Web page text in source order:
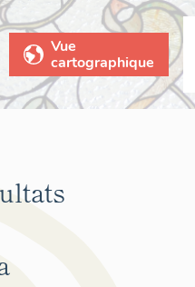
Vue
cartographique